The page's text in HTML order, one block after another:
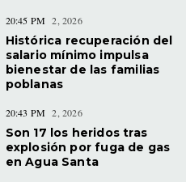
20:45 PM 2, 2026
Histórica recuperación del
salario mínimo impulsa
bienestar de las familias
poblanas
20:43 PM 2, 2026
Son 17 los heridos tras
explosión por fuga de gas
en Agua Santa